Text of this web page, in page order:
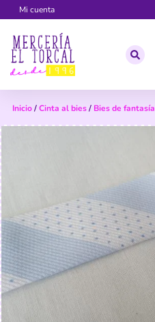
Mi cuenta
Inicio/Cinta al bies/ Bies de fantasía